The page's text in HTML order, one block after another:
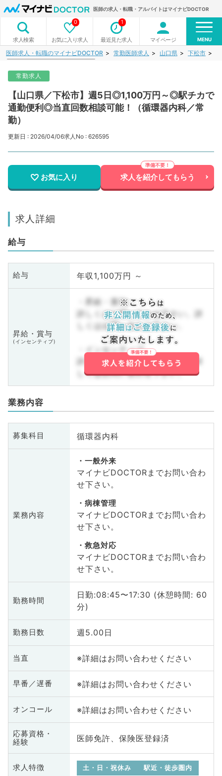
医師の求人・転職・アルバイトはマイナビDOCTOR
求人検索 お気に入り求人
0
最近見た求人
1
マイページ MENU
医師求人・転職のマイナビDOCTOR 常勤医師求人 山口県 下松市
常勤求人
【山口県／下松市】週5日◎1,100万円～◎駅チカで
通勤便利◎当直回数相談可能！（循環器内科／常
勤）
更新日 : 2026/04/06求人No : 626595
お気に入り 求人を紹介してもらう
求人詳細
給与
給与 年収1,100万円 ～
昇給・賞与
(インセンティブ)
・昇給・賞与
詳しくはお問い合わせ下さい。詳
しくはお問い合わせ下さい。
・インセンティブ
詳しくはお問い合わせ下さい。詳
しくはお問い合わせ下さい。
業務内容
募集科目 循環器内科
業務内容
一般外来
マイナビDOCTORまでお問い合わ
せ下さい。
病棟管理
マイナビDOCTORまでお問い合わ
せ下さい。
救急対応
マイナビDOCTORまでお問い合わ
せ下さい。
勤務時間
日勤:08:45〜17:30 (休憩時間: 60
分)
勤務日数 週5.00日
当直 ※詳細はお問い合わせください
早番／遅番 ※詳細はお問い合わせください
オンコール ※詳細はお問い合わせください
応募資格・
経験
医師免許、保険医登録済
求人特徴 土・日・祝休み 駅近・徒歩圏内